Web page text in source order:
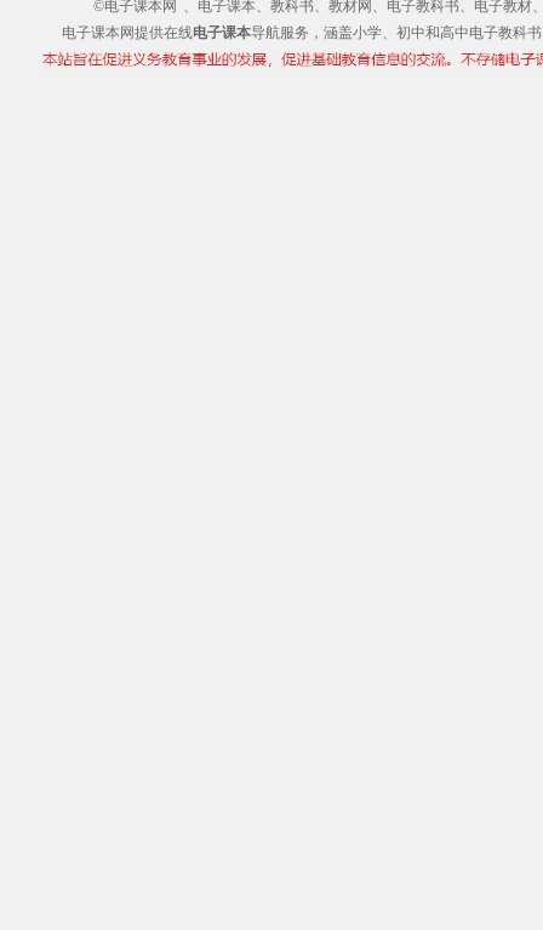
©电子课本网 、电子课本、教科书、教材网、电子教科书、电子教材
电子课本网提供在线电子课本导航服务，涵盖小学、初中和高中电子教科